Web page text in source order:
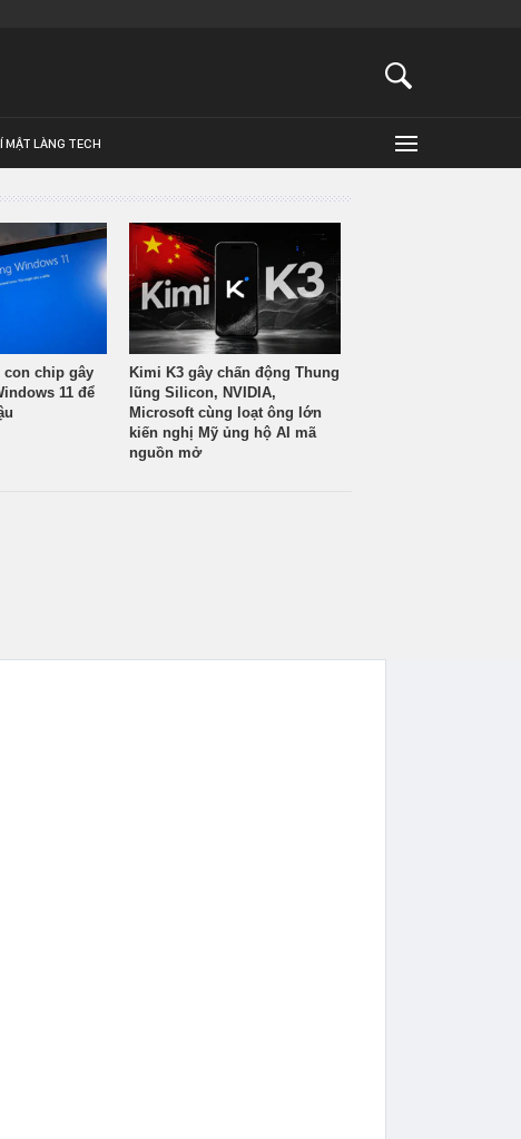
MẬT LÀNG TECH
con chip gây
11 để
Kimi K3 gây chấn động Thung
lũng Silicon, NVIDIA,
Microsoft cùng loạt ông lớn
kiến nghị Mỹ ủng hộ AI mã
nguồn mở